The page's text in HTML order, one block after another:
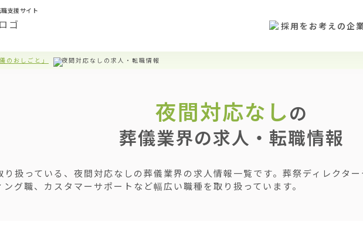
支援サイト
採用をお考えの企
のおしごと」 夜間対応なしの求人・転職情報
夜間対応なしの
葬儀業界の求人・転職情報
り扱っている、夜間対応なしの葬儀業界の求人情報一覧です。葬祭ディレクタ
グ職、カスタマーサポートなど幅広い職種を取り扱っています。